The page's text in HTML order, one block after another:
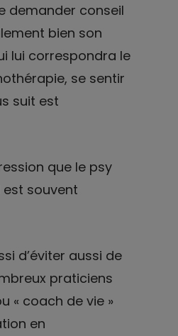
demander conseil
bien son
lui correspondra le
se sentir
suit est
que le psy
est souvent
d’éviter aussi de
praticiens
« coach de vie »
en